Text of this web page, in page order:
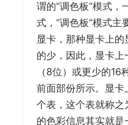
谓的“调色板”模式，
式，“调色板”模式主
显卡，那种显卡上
的少，因此，显卡
（8位）或更少的
前面部份所示。显
个表，这个表就称
的色彩信息其实就